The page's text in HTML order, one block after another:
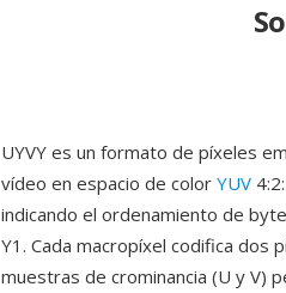
UYVY es un formato de píxeles
vídeo en espacio de color YUV
indicando el ordenamiento de
Y1. Cada macropíxel codifica dos
muestras de crominancia (U y V)